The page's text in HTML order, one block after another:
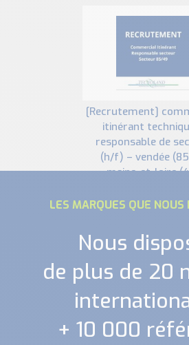
[recrutement] commercial
itinérant
responsable de
(h/f) – vendée
maine-et-loire
LES MARQUES QUE NOUS
Nous
de plus de 20
+ 10 000